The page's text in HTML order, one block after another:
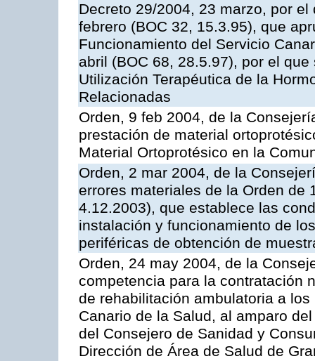
Decreto 29/2004, 23 marzo, por
febrero (BOC 32, 15.3.95), que
Funcionamiento del Servicio
abril (BOC 68, 28.5.97), por el
Utilización Terapéutica de la
Relacionadas
Orden, 9 feb 2004, de la
prestación de material
Material Ortoprotésico en la
Orden, 2 mar 2004, de la
errores materiales de la Orden de
4.12.2003), que establece las
instalación y funcionamiento de
periféricas de obtención de
Orden, 24 may 2004, de la
competencia para la contratación
de rehabilitación ambulatoria a
Canario de la Salud, al amparo
del Consejero de Sanidad y
Dirección de Área de Salud de